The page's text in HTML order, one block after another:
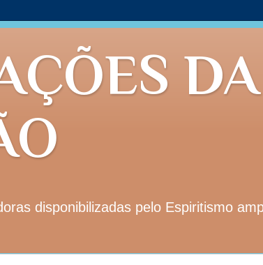
DA
disponibilizadas pelo Espiritismo